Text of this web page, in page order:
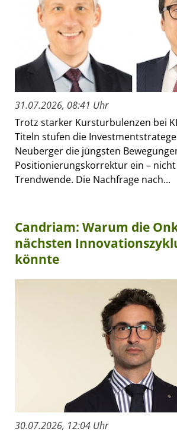
31.07.2026, 08:41 Uhr
Trotz starker Kursturbulenzen bei
Titeln stufen die
Neuberger die jüngsten
Positionierungskorrektur ein – nicht
Trendwende. Die Nachfrage nach...
Candriam: Warum die
nächsten
könnte
30.07.2026, 12:04 Uhr